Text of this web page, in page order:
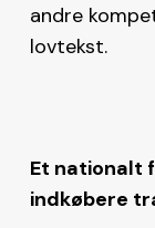
andre
lovtekst.
Et nationalt
indkøbere